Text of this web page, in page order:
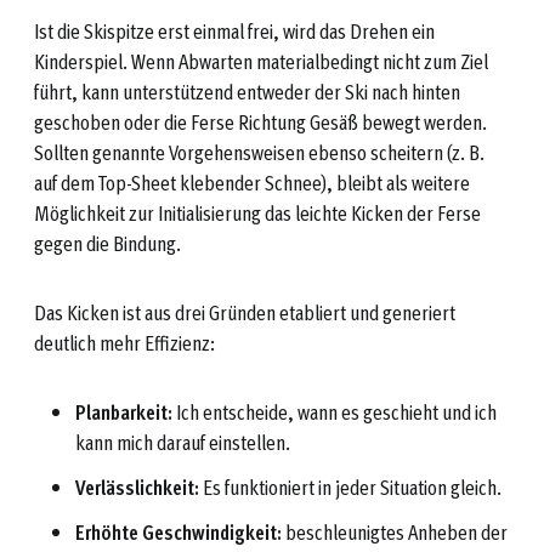
Ist die Skispitze erst einmal frei, wird das Drehen ein
Kinderspiel. Wenn Abwarten materialbedingt nicht zum Ziel
führt, kann unterstützend entweder der Ski nach hinten
geschoben oder die Ferse Richtung Gesäß bewegt werden.
Sollten genannte Vorgehensweisen ebenso scheitern (z. B.
auf dem Top-Sheet klebender Schnee), bleibt als weitere
Möglichkeit zur Initialisierung das leichte Kicken der Ferse
gegen die Bindung.
Das Kicken ist aus drei Gründen etabliert und generiert
deutlich mehr Effizienz:
Planbarkeit: Ich entscheide, wann es geschieht und ich
kann mich darauf einstellen.
Verlässlichkeit: Es funktioniert in jeder Situation gleich.
Erhöhte Geschwindigkeit: beschleunigtes Anheben der